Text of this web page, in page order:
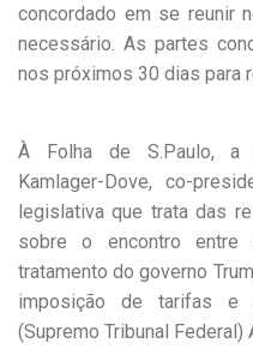
concordado em se reunir
necessário. As partes
nos próximos 30 dias para
À Folha de S.Paulo, a
Kamlager-Dove, co-
legislativa que trata das
sobre o encontro
tratamento do governo
imposição de tarifas e
(Supremo Tribunal Federal)